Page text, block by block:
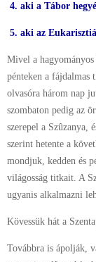
4. aki a Tábor
5. aki az
Mivel a
pénteken a fájdalmas
olvasóra három nap
szombaton pedig az
szerepel a Szûzanya,
szerint hetente a
mondjuk, kedden és
világosság titkait. A
ugyanis alkalmazni
Kövessük hát a
Továbbra is ápolják,